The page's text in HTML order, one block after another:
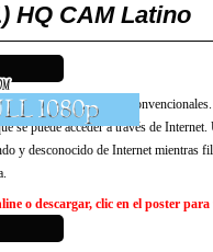
HQ CAM Latino
motores de búsqueda
se puede acceder a través de
y desconocido de Internet mientras
o descargar, clic en el poster